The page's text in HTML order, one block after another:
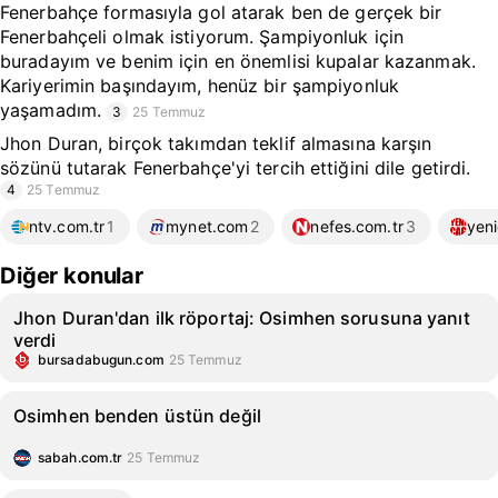
Fenerbahçe formasıyla gol atarak ben de gerçek bir
Fenerbahçeli olmak istiyorum. Şampiyonluk için
buradayım ve benim için en önemlisi kupalar kazanmak.
Kariyerimin başındayım, henüz bir şampiyonluk
yaşamadım.
3 25 Temmuz
Jhon Duran, birçok takımdan teklif almasına karşın
sözünü tutarak Fenerbahçe'yi tercih ettiğini dile getirdi.
4 25 Temmuz
ntv.com.tr1 mynet.com 2 nefes.com.tr3
Diğer konular
Jhon Duran'dan ilk röportaj: Osimhen sorusuna yanıt
verdi
bursadabugun.com 25 Temmuz
Osimhen benden üstün değil
sabah.com.tr 25 Temmuz